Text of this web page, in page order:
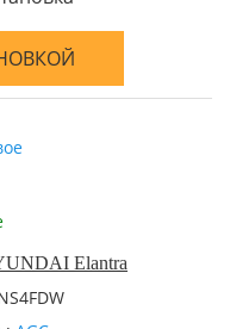
Elantra